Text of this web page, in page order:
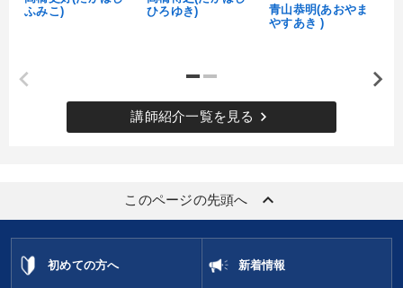
※「更新」を押すと「タグ・キーワード」を更新いただけます。
ふみこ)
ひろゆき)
青山恭明(あおやま
やすあき )
講師紹介一覧を見る keyboard_arrow_right
このページの先頭へ keyboard_arrow_up
初めての方へ 新着情報